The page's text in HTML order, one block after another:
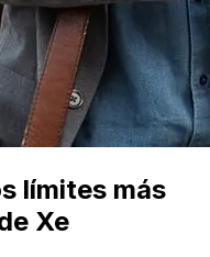
límites más
Xe